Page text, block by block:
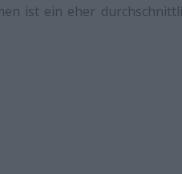
ist ein eher